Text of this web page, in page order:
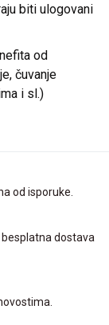
biti ulogovani
od
čuvanje
i sl.)
od isporuke.
dostava